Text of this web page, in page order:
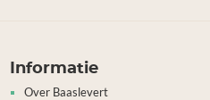
Informatie
Over Baaslevert